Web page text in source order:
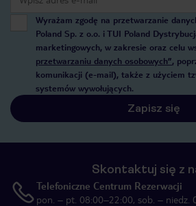
Wyrażam zgodę na przetwarzanie
Poland Sp. z o.o. i TUI Poland
marketingowych, w zakresie oraz celu
przetwarzaniu danych osobowych”,
komunikacji (e-mail), także z użyciem
systemów wywołujących.
Zapisz się
Skontaktuj się z
Telefoniczne Centrum Rezerwacji
pon. – pt. 08:00–22:00, sob. – niedz.